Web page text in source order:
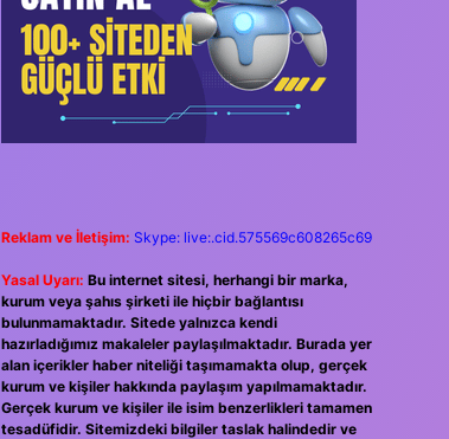
Reklam ve İletişim: Skype: live:.cid.575569c608265c69
Yasal Uyarı: Bu internet sitesi, herhangi bir marka,
kurum veya şahıs şirketi ile hiçbir bağlantısı
bulunmamaktadır. Sitede yalnızca kendi
hazırladığımız makaleler paylaşılmaktadır. Burada yer
alan içerikler haber niteliği taşımamakta olup, gerçek
kurum ve kişiler hakkında paylaşım yapılmamaktadır.
Gerçek kurum ve kişiler ile isim benzerlikleri tamamen
tesadüfidir. Sitemizdeki bilgiler taslak halindedir ve